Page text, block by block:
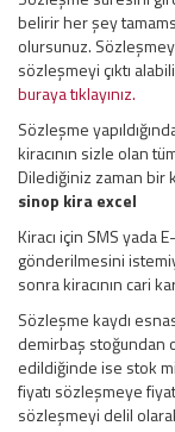
belirir her şey
olursunuz.
sözleşmeyi çıktı
buraya tıklayınız.
Sözleşme
kiracının sizle olan
Dilediğiniz zaman bir
sinop kira excel
Kiracı için SMS yada
gönderilmesini
sonra kiracının cari
Sözleşme kaydı
demirbaş stoğundan
edildiğinde ise stok
fiyatı sözleşmeye
sözleşmeyi delil